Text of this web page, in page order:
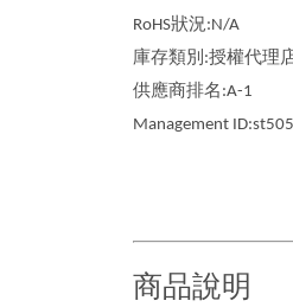
RoHS狀況:N/A
庫存類別:授權代理
供應商排名:A-1
Management
商品說明